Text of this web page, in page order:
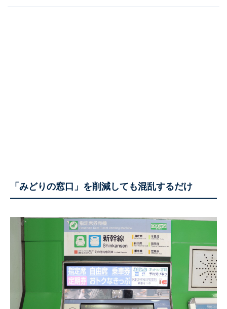
「みどりの窓口」を削減しても混乱するだけ